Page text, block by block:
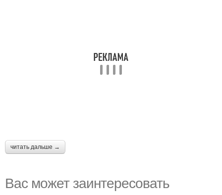
читать дальше →
Вас может заинтересовать